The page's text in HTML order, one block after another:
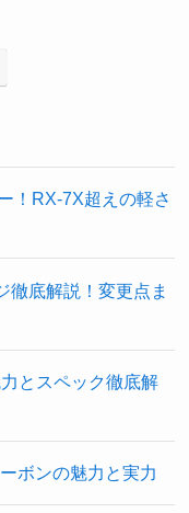
！RX-7X超えの軽さ
徹底解説！変更点ま
とスペック徹底解
ボンの魅力と実力